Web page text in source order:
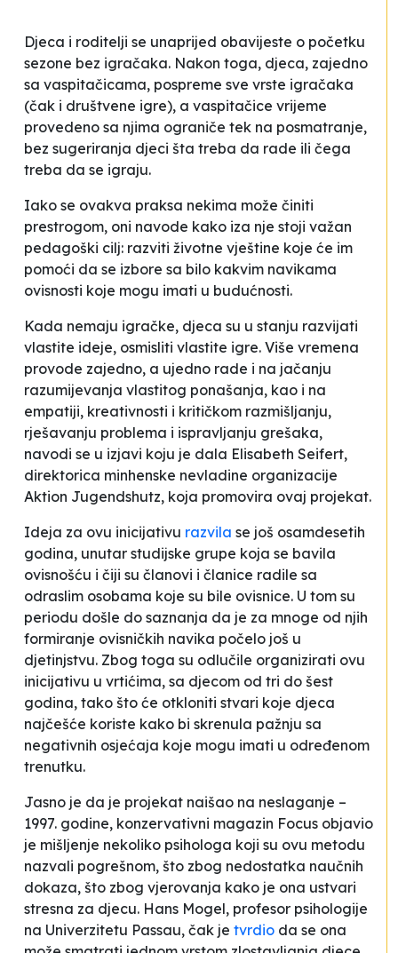
Djeca i roditelji se unaprijed obavijeste o početku
sezone bez igračaka. Nakon toga, djeca, zajedno
sa vaspitačicama, pospreme sve vrste igračaka
(čak i društvene igre), a vaspitačice vrijeme
provedeno sa njima ograniče tek na posmatranje,
bez sugeriranja djeci šta treba da rade ili čega
treba da se igraju.
Iako se ovakva praksa nekima može činiti
prestrogom, oni navode kako iza nje stoji važan
pedagoški cilj: razviti životne vještine koje će im
pomoći da se izbore sa bilo kakvim navikama
ovisnosti koje mogu imati u budućnosti.
Kada nemaju igračke, djeca su u stanju razvijati
vlastite ideje, osmisliti vlastite igre. Više vremena
provode zajedno, a ujedno rade i na jačanju
razumijevanja vlastitog ponašanja, kao i na
empatiji, kreativnosti i kritičkom razmišljanju,
rješavanju problema i ispravljanju grešaka,
navodi se u izjavi koju je dala Elisabeth Seifert,
direktorica minhenske nevladine organizacije
Aktion Jugendshutz, koja promovira ovaj projekat.
Ideja za ovu inicijativu razvila se još osamdesetih
godina, unutar studijske grupe koja se bavila
ovisnošću i čiji su članovi i članice radile sa
odraslim osobama koje su bile ovisnice. U tom su
periodu došle do saznanja da je za mnoge od njih
formiranje ovisničkih navika počelo još u
djetinjstvu. Zbog toga su odlučile organizirati ovu
inicijativu u vrtićima, sa djecom od tri do šest
godina, tako što će otkloniti stvari koje djeca
najčešće koriste kako bi skrenula pažnju sa
negativnih osjećaja koje mogu imati u određenom
trenutku.
Jasno je da je projekat naišao na neslaganje –
1997. godine, konzervativni magazin Focus objavio
je mišljenje nekoliko psihologa koji su ovu metodu
nazvali pogrešnom, što zbog nedostatka naučnih
dokaza, što zbog vjerovanja kako je ona ustvari
stresna za djecu. Hans Mogel, profesor psihologije
na Univerzitetu Passau, čak je tvrdio da se ona